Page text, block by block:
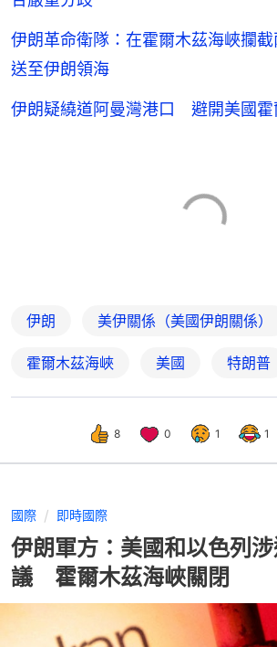
伊朗革命衛隊：在霍爾木茲海峽攔
送至伊朗領海
伊朗疑繞道阿曼灣港口 避開美國霍
伊朗 美伊關係（美國伊朗關係）
霍爾木茲海峽 美國 特朗普
8 0 1 1
國際 即時國際
伊朗軍方：美國和以色列
議 霍爾木茲海峽關閉